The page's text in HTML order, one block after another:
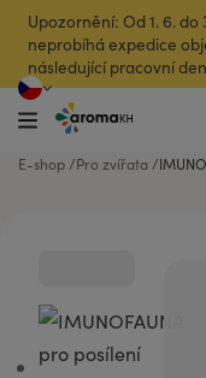
Upozornění: Od 1. 6.
neprobíhá expedice
následující pracovní
E-shop Pro zvířata